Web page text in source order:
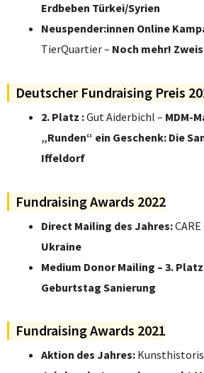
Erdbeben Türkei/Syrien
Neuspender:innen Online
TierQuartier – Noch mehr!
Deutscher Fundraising Preis
2. Platz :Gut Aiderbichl – MDM-
„Runden“ ein Geschenk: Die
Iffeldorf
Fundraising Awards 2022
Direct Mailing des Jahres:CARE
Ukraine
Medium Donor Mailing – 3.
Geburtstag Sanierung
Fundraising Awards 2021
Aktion des Jahres: